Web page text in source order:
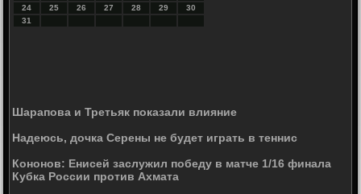
24
25 26 27 28 29
30
31
Шарапова и Третьяк показали влияние
Надеюсь, дочка Серены не будет играть в теннис
Кононов: Енисей заслужил победу в матче 1/16 финала
Кубка России против Ахмата